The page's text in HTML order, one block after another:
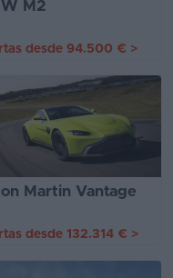
M2
desde 94.500 € >
Martin Vantage
desde 132.314 € >